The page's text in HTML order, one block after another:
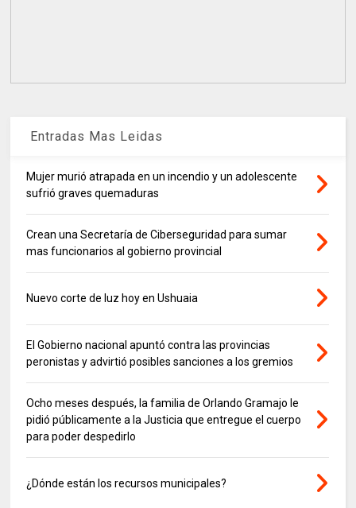
Entradas Mas Leidas
Mujer murió atrapada en un incendio y un adolescente
sufrió graves quemaduras
Crean una Secretaría de Ciberseguridad para sumar
mas funcionarios al gobierno provincial
Nuevo corte de luz hoy en Ushuaia
El Gobierno nacional apuntó contra las provincias
peronistas y advirtió posibles sanciones a los gremios
Ocho meses después, la familia de Orlando Gramajo le
pidió públicamente a la Justicia que entregue el cuerpo
para poder despedirlo
¿Dónde están los recursos municipales?